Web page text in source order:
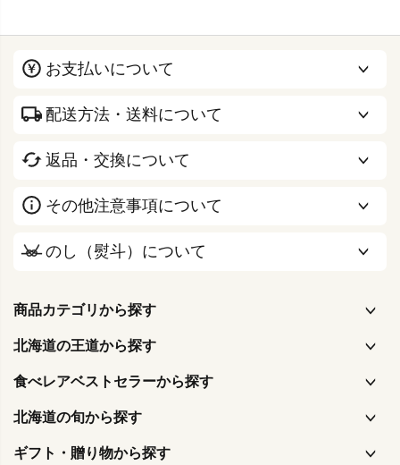
お支払いについて
配送方法・送料について
返品・交換について
その他注意事項について
のし（熨斗）について
商品カテゴリから探す
北海道の王道から探す
食べレアベストセラーから探す
北海道の旬から探す
ギフト・贈り物から探す